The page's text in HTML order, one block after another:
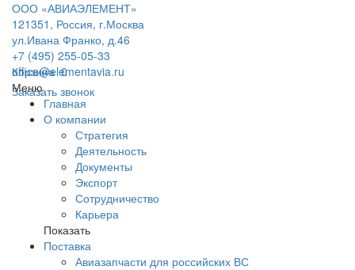
ООО «АВИАЭЛЕМЕНТ»
121351, Россия, г.Москва
ул.Ивана Франко, д.46
+7 (495) 255-05-33
office@elementavia.ru
Заказать звонок
Корзина0
Меню
Главная
О компании
Стратегия
Деятельность
Документы
Экспорт
Сотрудничество
Карьера
Показать
Поставка
Авиазапчасти для российских ВС